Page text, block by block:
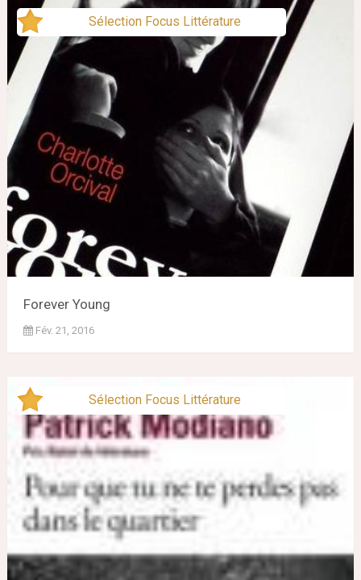
Sélection Focus Littérature
Forever Young
Fév. 21, 2016
Sélection Focus Littérature